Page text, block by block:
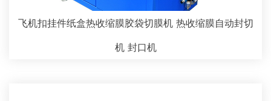
飞机扣挂件纸盒热收缩膜胶袋切膜机 热收缩膜自动封切
机 封口机